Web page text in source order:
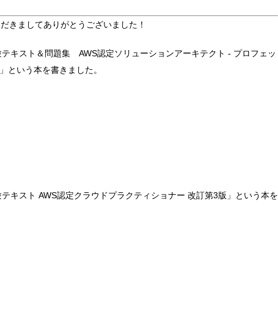
きましてありがとうございました！
テキスト＆問題集 AWS認定ソリューションアーキテクト - プロフェッ
という本を書きました。
テキスト AWS認定クラウドプラクティショナー 改訂第3版」という本を